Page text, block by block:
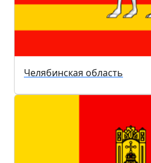
Челябинская область